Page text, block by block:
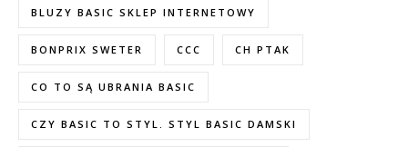
BLUZY BASIC SKLEP INTERNETOWY
BONPRIX SWETER CCC CH PTAK
CO TO SĄ UBRANIA BASIC
CZY BASIC TO STYL. STYL BASIC DAMSKI